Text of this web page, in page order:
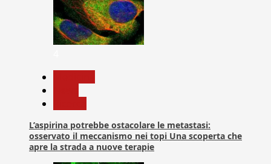
L’aspirina potrebbe ostacolare le metastasi:
osservato il meccanismo nei topi Una scoperta che
apre la strada a nuove terapie